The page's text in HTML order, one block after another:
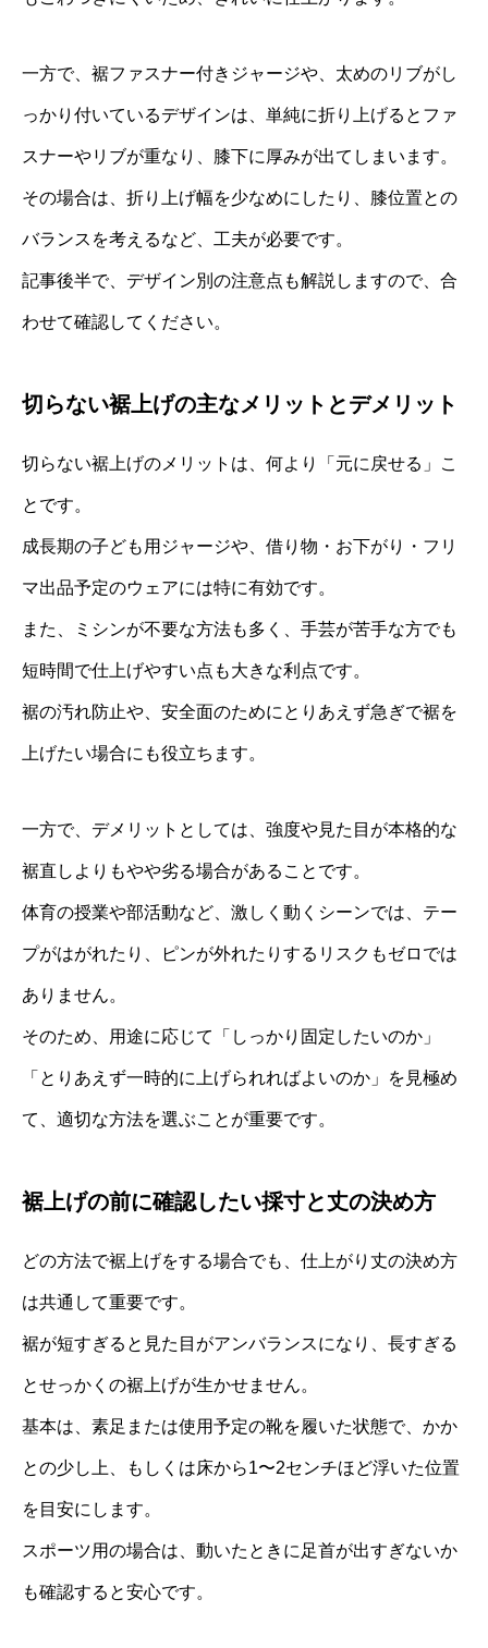
一方で、裾ファスナー付きジャージや、太めのリブがし
っかり付いているデザインは、単純に折り上げるとファ
スナーやリブが重なり、膝下に厚みが出てしまいます。
その場合は、折り上げ幅を少なめにしたり、膝位置との
バランスを考えるなど、工夫が必要です。
記事後半で、デザイン別の注意点も解説しますので、合
わせて確認してください。
切らない裾上げの主なメリットとデメリット
切らない裾上げのメリットは、何より「元に戻せる」こ
とです。
成長期の子ども用ジャージや、借り物・お下がり・フリ
マ出品予定のウェアには特に有効です。
また、ミシンが不要な方法も多く、手芸が苦手な方でも
短時間で仕上げやすい点も大きな利点です。
裾の汚れ防止や、安全面のためにとりあえず急ぎで裾を
上げたい場合にも役立ちます。
一方で、デメリットとしては、強度や見た目が本格的な
裾直しよりもやや劣る場合があることです。
体育の授業や部活動など、激しく動くシーンでは、テー
プがはがれたり、ピンが外れたりするリスクもゼロでは
ありません。
そのため、用途に応じて「しっかり固定したいのか」
「とりあえず一時的に上げられればよいのか」を見極め
て、適切な方法を選ぶことが重要です。
裾上げの前に確認したい採寸と丈の決め方
どの方法で裾上げをする場合でも、仕上がり丈の決め方
は共通して重要です。
裾が短すぎると見た目がアンバランスになり、長すぎる
とせっかくの裾上げが生かせません。
基本は、素足または使用予定の靴を履いた状態で、かか
との少し上、もしくは床から1〜2センチほど浮いた位置
を目安にします。
スポーツ用の場合は、動いたときに足首が出すぎないか
も確認すると安心です。